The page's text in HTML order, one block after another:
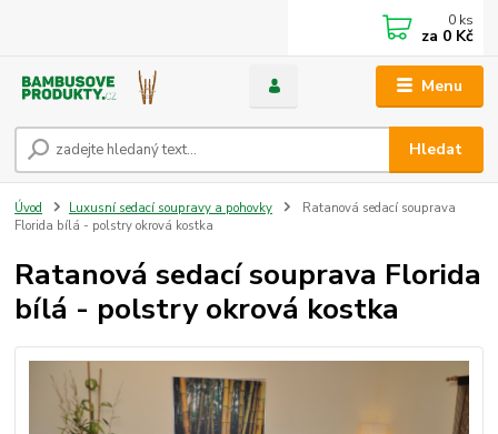
Menu
Hledat
0 ks
za 0 Kč
Úvod Luxusní sedací soupravy a pohovky
Ratanová sedací souprava
Florida bílá - polstry okrová kostka
Ratanová sedací souprava Florida
bílá - polstry okrová kostka